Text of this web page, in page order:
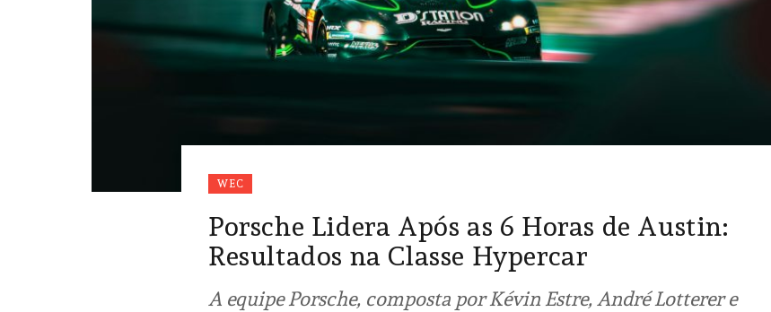
WEC
Porsche Lidera Após as 6 Horas de Austin:
Resultados na Classe Hypercar
A equipe Porsche, composta por Kévin Estre, André Lotterer e